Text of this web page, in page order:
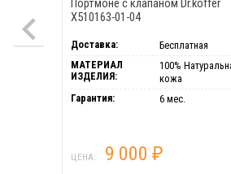
X510163-01-04
Доставка:
Бесплатная
МАТЕРИАЛ
ИЗДЕЛИЯ:
100%
кожа
Гарантия:
6 мес.
ЦЕНА: 9 000 ₽